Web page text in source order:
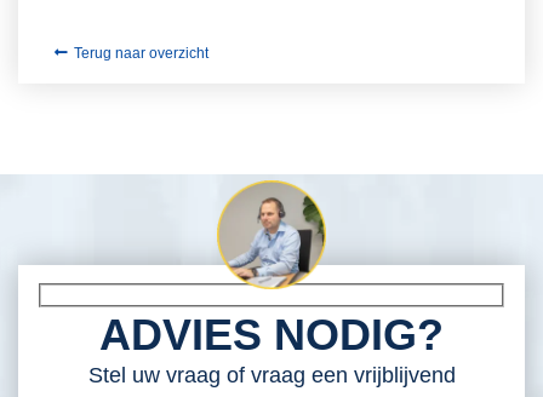
Terug naar overzicht
ADVIES NODIG?
Stel uw vraag of vraag een vrijblijvend